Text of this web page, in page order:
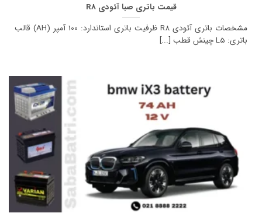
قیمت باتری صبا آئودی R8
مشخصات باتری آئودی R8 ظرفیت باتری استاندارد: 100 آمپر (AH) قالب
باتری: L5 چینش قطب [...]